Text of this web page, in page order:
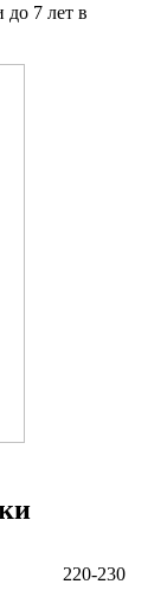
до 7 лет в
220-230